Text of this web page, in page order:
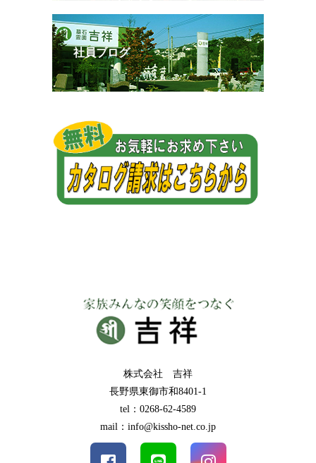
社員ブログ
株式会社 吉祥
長野県東御市和8401-1
tel：0268-62-4589
mail：info@kissho-net.co.jp